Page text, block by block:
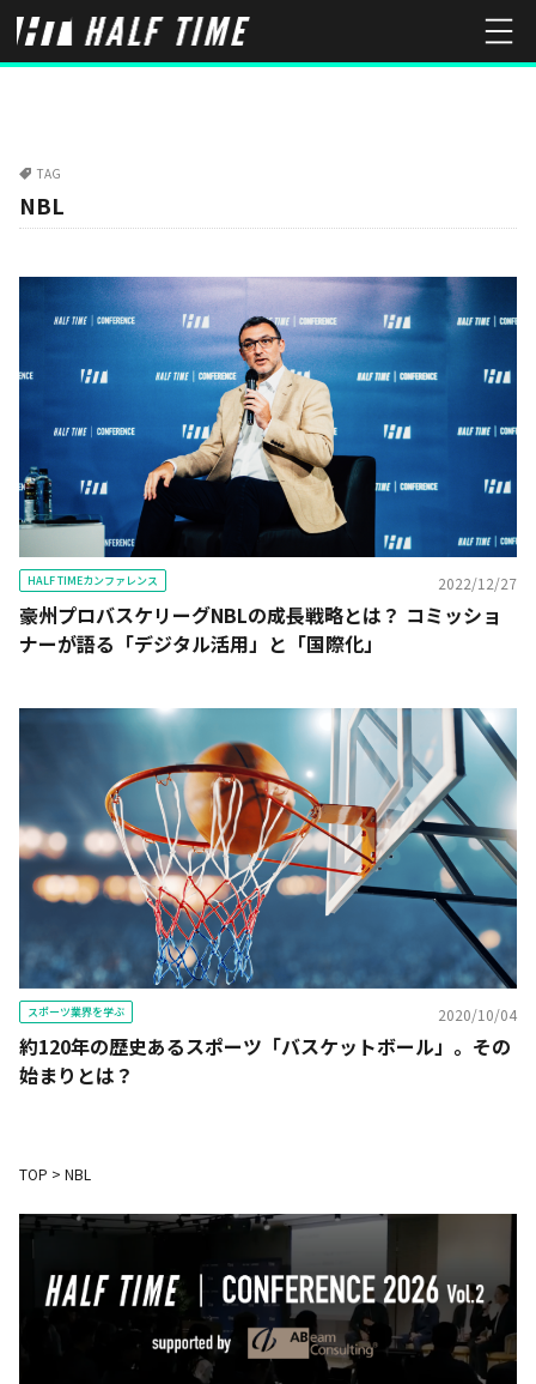
TAG
NBL
HALF TIMEカンファレンス 2022/12/27
豪州プロバスケリーグNBLの成長戦略とは？ コミッショ
ナーが語る「デジタル活用」と「国際化」
スポーツ業界を学ぶ 2020/10/04
約120年の歴史あるスポーツ「バスケットボール」。その
始まりとは？
TOP > NBL